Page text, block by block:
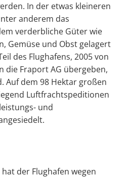
In der etwas kleineren
anderem das
verderbliche Güter wie
Gemüse und Obst gelagert
des Flughafens, 2005 von
die Fraport AG übergeben,
Auf dem 98 Hektar großen
Luftfrachtspeditionen
und
der Flughafen wegen